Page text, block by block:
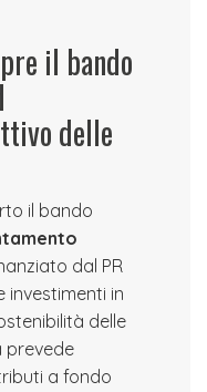
il bando
delle
il bando
dal PR
investimenti in
delle
prevede
a fondo